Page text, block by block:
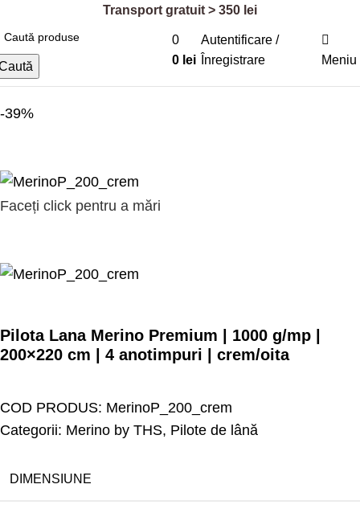
Transport gratuit > 350 lei
0
0 lei
Autentificare /
Înregistrare
Meniu
Prima pagină Pilote de lână
-39%
Faceți click pentru a mări
Pilota Lana Merino Premium | 1000 g/mp |
200×220 cm | 4 anotimpuri | crem/oita
COD PRODUS: MerinoP_200_crem
Categorii: Merino by THS, Pilote de lână
DIMENSIUNE